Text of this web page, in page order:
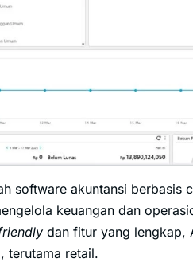
software akuntansi berbasis
keuangan dan
dan fitur yang lengkap,
terutama retail.